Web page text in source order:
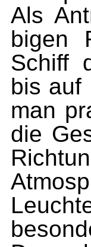
Als
bigen
Schiff
bis auf
man
die